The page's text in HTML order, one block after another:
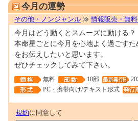
今月の運勢
その他・ノンジャンル 情報販売・無
今月はどう動くとスムーズに動ける
本命星ごとに今月を心地よく過ごす
をお伝えしたいと思います。
ぜひチェックしてみて下さい。
無料 10部
PC・携帯向け/テキスト形式
規約に同意して